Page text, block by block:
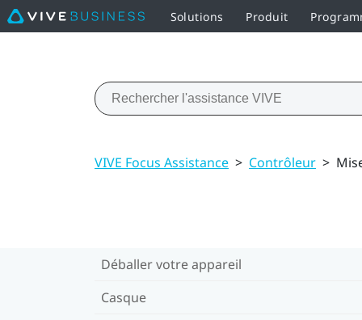
Solutions Produit
VIVE Focus Assistance > Contrôleur >
Déballer votre appareil
Casque